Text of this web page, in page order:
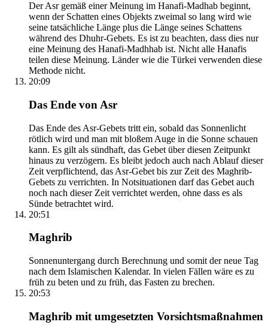
Der Asr gemäß einer Meinung im Hanafi-Madhab beginnt,
wenn der Schatten eines Objekts zweimal so lang wird wie
seine tatsächliche Länge plus die Länge seines Schattens
während des Dhuhr-Gebets. Es ist zu beachten, dass dies nur
eine Meinung des Hanafi-Madhhab ist. Nicht alle Hanafis
teilen diese Meinung. Länder wie die Türkei verwenden diese
Methode nicht.
20:09
Das Ende von Asr
Das Ende des Asr-Gebets tritt ein, sobald das Sonnenlicht
rötlich wird und man mit bloßem Auge in die Sonne schauen
kann. Es gilt als sündhaft, das Gebet über diesen Zeitpunkt
hinaus zu verzögern. Es bleibt jedoch auch nach Ablauf dieser
Zeit verpflichtend, das Asr-Gebet bis zur Zeit des Maghrib-
Gebets zu verrichten. In Notsituationen darf das Gebet auch
noch nach dieser Zeit verrichtet werden, ohne dass es als
Sünde betrachtet wird.
20:51
Maghrib
Sonnenuntergang durch Berechnung und somit der neue Tag
nach dem Islamischen Kalendar. In vielen Fällen wäre es zu
früh zu beten und zu früh, das Fasten zu brechen.
20:53
Maghrib mit umgesetzten Vorsichtsmaßnahmen